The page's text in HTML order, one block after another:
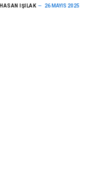
HASAN IŞILAK 26 MAYIS 2025